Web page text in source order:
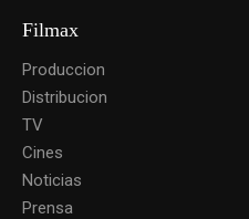
Filmax
Produccion
Distribucion
TV
Cines
Noticias
Prensa